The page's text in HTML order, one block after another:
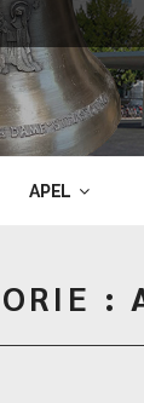
APEL
: